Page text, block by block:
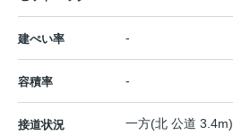
建ぺい率 -
容積率 -
接道状況 一方(北 公道 3.4m)